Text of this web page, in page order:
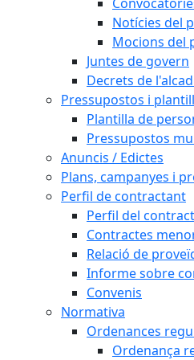
Notícies del
Mocions del
Juntes de govern
Decrets de
Pressupostos i
Plantilla de
Pressupostos
Anuncis / Edictes
Plans, campanyes i
Perfil de contractant
Perfil del
Contractes
Relació de
Informe sobre
Convenis
Normativa
Ordenances
Ordenança